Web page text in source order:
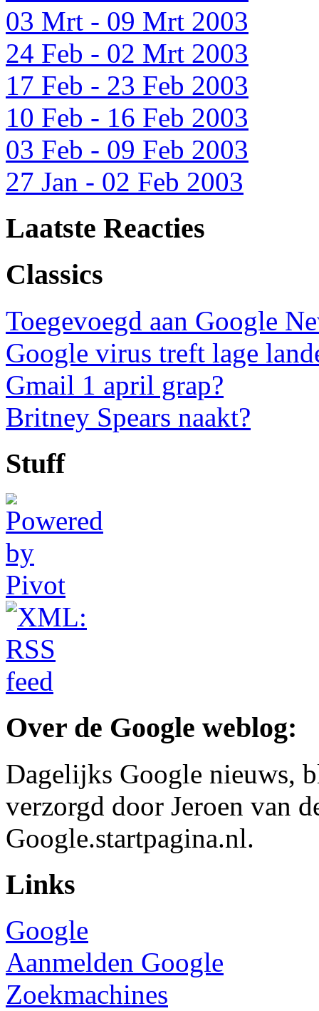
03 Mrt - 09 Mrt 2003
24 Feb - 02 Mrt 2003
17 Feb - 23 Feb 2003
10 Feb - 16 Feb 2003
03 Feb - 09 Feb 2003
27 Jan - 02 Feb 2003
Laatste Reacties
Classics
Toegevoegd aan Google
Google virus treft lage
Gmail 1 april grap?
Britney Spears naakt?
Stuff
Over de Google weblog:
Dagelijks Google nieuws,
verzorgd door Jeroen van
Google.startpagina.nl.
Links
Google
Aanmelden Google
Zoekmachines